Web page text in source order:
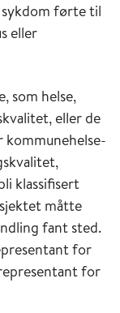
førte til
eller
som helse,
eller de
kom­mune­helse­
klassifisert
måtte
fant sted.
for
for